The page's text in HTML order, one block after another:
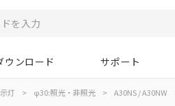
ウンロード サポート
灯 > φ30:照光・非照光 > A30NS / A30NW